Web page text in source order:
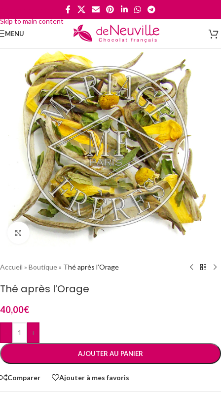
Skip to main content
MENU
Cliquez pour agrandir
Accueil » Boutique» Thé après l’Orage
Thé après l’Orage
40,00€
- +
AJOUTER AU PANIER
Comparer Ajouter à mes favoris